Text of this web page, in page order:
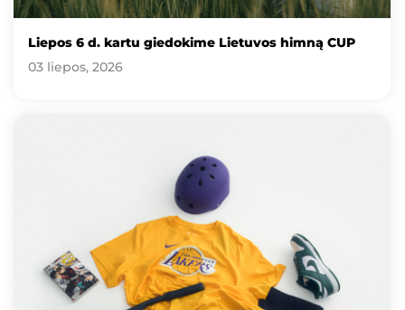
Liepos 6 d. kartu giedokime Lietuvos himną CUP
03 liepos, 2026